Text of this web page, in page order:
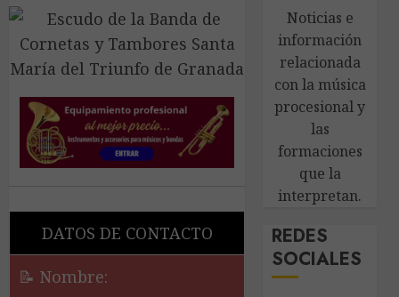
DATOS DE CONTACTO
📝 Nombre:
Noticias e
información
relacionada
con la música
procesional y
las
formaciones
que la
interpretan.
REDES
SOCIALES